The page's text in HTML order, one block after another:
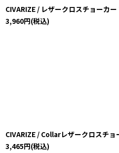
CIVARIZE / レザークロスチョーカ
3,960円(税込)
CIVARIZE / Collarレザークロスチ
3,465円(税込)